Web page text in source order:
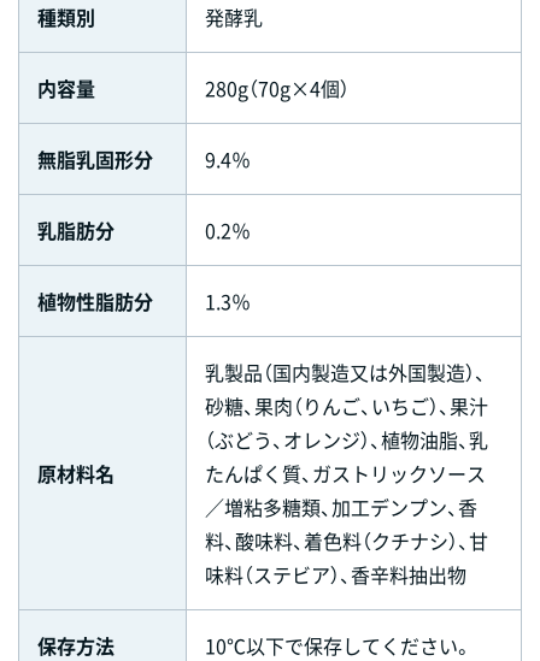
種類別 発酵乳
内容量 280g（70g×4個）
無脂乳固形分 9.4％
乳脂肪分 0.2％
植物性脂肪分 1.3％
原材料名
乳製品（国内製造又は外国製造）、
砂糖、果肉（りんご、いちご）、果汁
（ぶどう、オレンジ）、植物油脂、乳
たんぱく質、ガストリックソース
／増粘多糖類、加工デンプン、香
料、酸味料、着色料（クチナシ）、甘
味料（ステビア）、香辛料抽出物
保存方法 10℃以下で保存してください。